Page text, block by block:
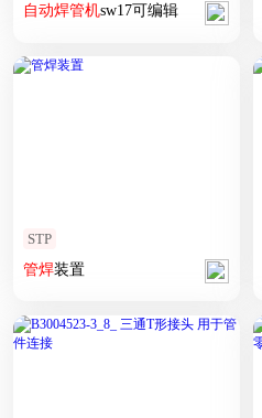
自动焊管机sw17可编辑
STP
管焊装置